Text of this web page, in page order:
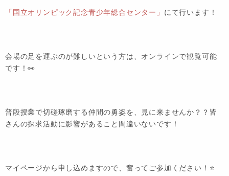
「国立オリンピック記念青少年総合センター」 にて行います！
会場の足を運ぶのが難しいという方は、オンラインで観覧可能
です！👀
普段授業で切磋琢磨する仲間の勇姿を、見に来ませんか？？皆
さんの探求活動に影響があること間違いないです！
マイページから申し込めますので、奮ってご参加ください！⭐️